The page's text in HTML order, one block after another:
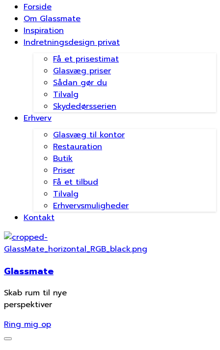
Forside
Om Glassmate
Inspiration
Indretningsdesign privat
Få et prisestimat
Glasvæg priser
Sådan gør du
Tilvalg
Skydedørsserien
Erhverv
Glasvæg til kontor
Restauration
Butik
Priser
Få et tilbud
Tilvalg
Erhvervsmuligheder
Kontakt
Glassmate
Skab rum til nye
perspektiver
Ring mig op